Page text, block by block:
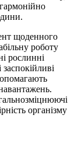
щоденного
роботу
рослинні
організму